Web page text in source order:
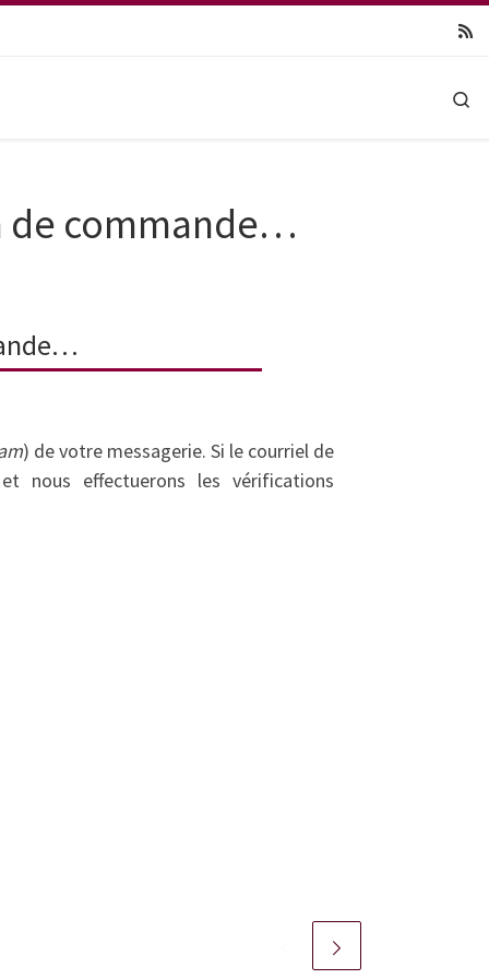
de commande…
) de votre messagerie. Si le courriel de
nous effectuerons les vérifications